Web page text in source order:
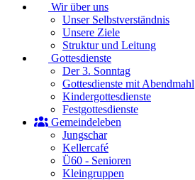
Wir über uns
Unser Selbstverständnis
Unsere Ziele
Struktur und Leitung
Gottesdienste
Der 3. Sonntag
Gottesdienste mit Abendmahl
Kindergottesdienste
Festgottesdienste
Gemeindeleben
Jungschar
Kellercafé
Ü60 - Senioren
Kleingruppen